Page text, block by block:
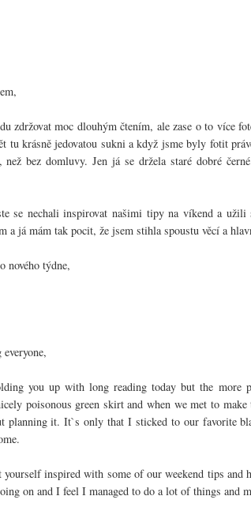
zdržovat moc dlouhým čtením, ale zase o to více
tu krásně jedovatou sukni a když jsme byly fotit
bez domluvy. Jen já se držela staré dobré
se nechali inspirovat našimi tipy na víkend a
a já mám tak pocit, že jsem stihla spoustu věcí a
nového týdne,
you up with long reading today but the more
poisonous green skirt and when we met to
planning it. It`s only that I sticked to our favorite
yourself inspired with some of our weekend tips and
on and I feel I managed to do a lot of things and